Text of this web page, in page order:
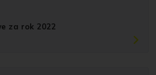
za rok 2022